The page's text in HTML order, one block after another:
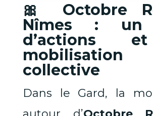
🎀 Octobre
Nîmes : un
d’actions
mobilisation
collective
Dans le Gard, la